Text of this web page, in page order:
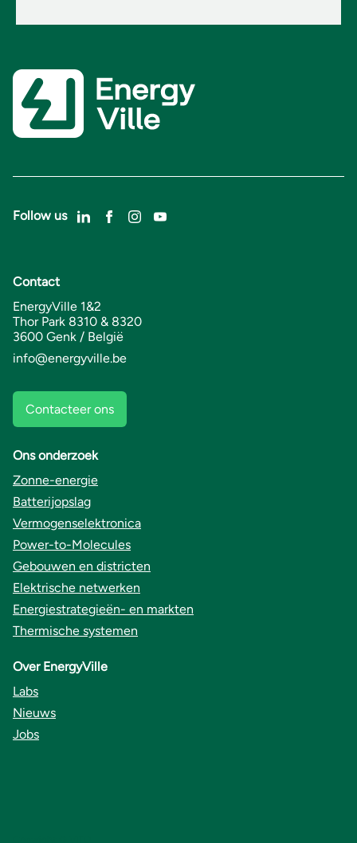
Follow us
Contact
EnergyVille 1&2
Thor Park 8310 & 8320
3600 Genk / België
info@energyville.be
Contacteer ons
Ons onderzoek
Zonne-energie
Batterijopslag
Vermogenselektronica
Power-to-Molecules
Gebouwen en districten
Elektrische netwerken
Energiestrategieën- en markten
Thermische systemen
Over EnergyVille
Labs
Nieuws
Jobs